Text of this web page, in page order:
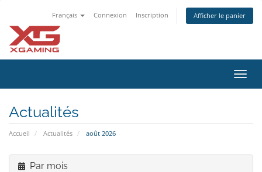
Français Connexion Inscription Afficher le panier
la
Actualités
Accueil Actualités août 2026
Par mois